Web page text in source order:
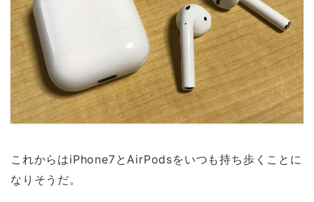
これからはiPhone7とAirPodsをいつも持ち歩くことに
なりそうだ。